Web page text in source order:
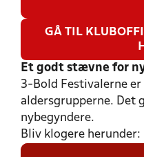
GÅ TIL
Et godt stævne for
3-Bold Festivalerne
aldersgrupperne. Det
nybegyndere.
Bliv klogere herunder:
LÆS MERE OM